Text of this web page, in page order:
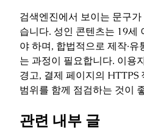
검색엔진에서 보이는 문구
습니다. 성인 콘텐츠는 19세
야 하며, 합법적으로 제작·
는 과정이 필요합니다. 이용
경고, 결제 페이지의 HTTPS
범위를 함께 점검하는 것이
관련 내부 글